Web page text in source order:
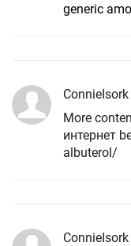
generic
ConnieIsork
More
интернет
albuterol/
ConnieIsork